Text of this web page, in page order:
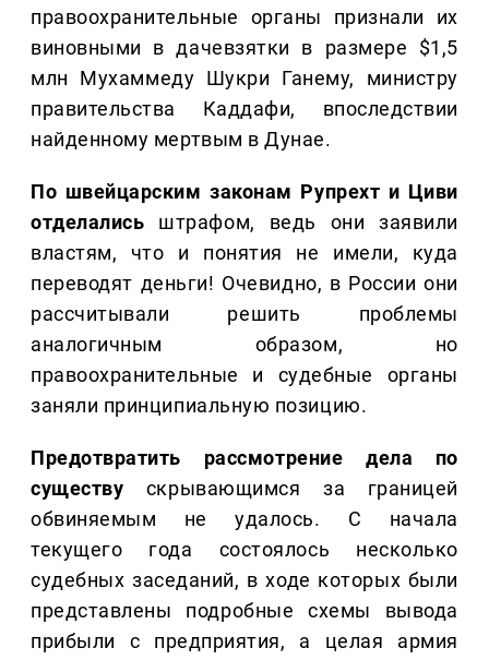
правоохранительные органы признали их
виновными в дачевзятки в размере $1,5
млн Мухаммеду Шукри Ганему, министру
правительства Каддафи, впоследствии
найденному мертвым в Дунае.
По швейцарским законам Рупрехт и Циви
отделались штрафом, ведь они заявили
властям, что и понятия не имели, куда
переводят деньги! Очевидно, в России они
рассчитывали решить проблемы
аналогичным образом, но
правоохранительные и судебные органы
заняли принципиальную позицию.
Предотвратить рассмотрение дела по
существу скрывающимся за границей
обвиняемым не удалось. С начала
текущего года состоялось несколько
судебных заседаний, в ходе которых были
представлены подробные схемы вывода
прибыли с предприятия, а целая армия